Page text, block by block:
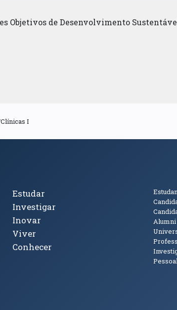
Objetivos de Desenvolvimento
I
janela)
em nova janela)
(abre em nova janela)
Tópicos Principais
Estudar
Investigar
Inovar
Viver
Conhecer
Alumni